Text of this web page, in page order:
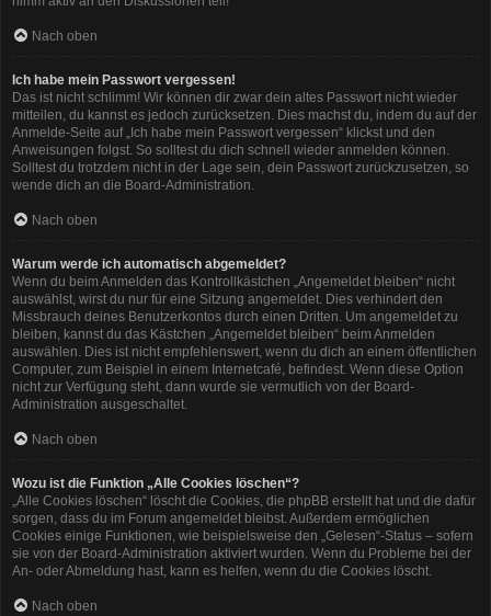
Nach oben
Ich habe mein Passwort vergessen!
Das ist nicht schlimm! Wir können dir zwar dein altes Passwort nicht wieder
mitteilen, du kannst es jedoch zurücksetzen. Dies machst du, indem du auf der
Anmelde-Seite auf „Ich habe mein Passwort vergessen“ klickst und den
Anweisungen folgst. So solltest du dich schnell wieder anmelden können.
Solltest du trotzdem nicht in der Lage sein, dein Passwort zurückzusetzen, so
wende dich an die Board-Administration.
Nach oben
Warum werde ich automatisch abgemeldet?
Wenn du beim Anmelden das Kontrollkästchen „Angemeldet bleiben“ nicht
auswählst, wirst du nur für eine Sitzung angemeldet. Dies verhindert den
Missbrauch deines Benutzerkontos durch einen Dritten. Um angemeldet zu
bleiben, kannst du das Kästchen „Angemeldet bleiben“ beim Anmelden
auswählen. Dies ist nicht empfehlenswert, wenn du dich an einem öffentlichen
Computer, zum Beispiel in einem Internetcafé, befindest. Wenn diese Option
nicht zur Verfügung steht, dann wurde sie vermutlich von der Board-
Administration ausgeschaltet.
Nach oben
Wozu ist die Funktion „Alle Cookies löschen“?
„Alle Cookies löschen“ löscht die Cookies, die phpBB erstellt hat und die dafür
sorgen, dass du im Forum angemeldet bleibst. Außerdem ermöglichen
Cookies einige Funktionen, wie beispielsweise den „Gelesen“-Status – sofern
sie von der Board-Administration aktiviert wurden. Wenn du Probleme bei der
An- oder Abmeldung hast, kann es helfen, wenn du die Cookies löscht.
Nach oben